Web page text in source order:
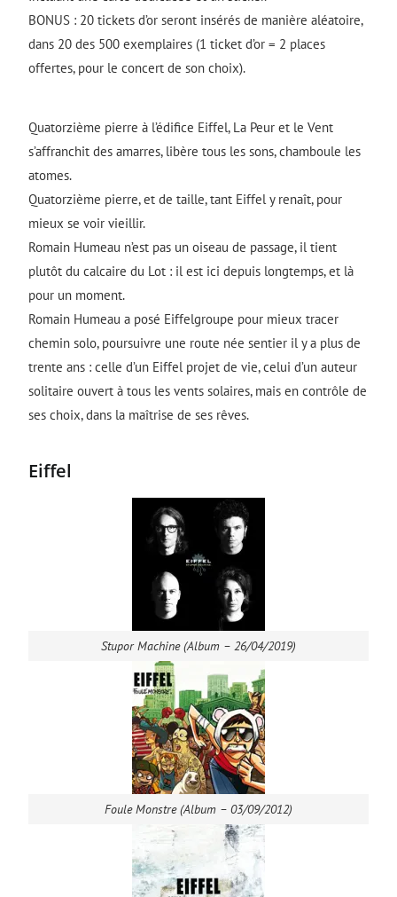
BONUS : 20 tickets d’or seront insérés de manière aléatoire,
dans 20 des 500 exemplaires (1 ticket d’or = 2 places
offertes, pour le concert de son choix).
Quatorzième pierre à l’édifice Eiffel, La Peur et le Vent
s’affranchit des amarres, libère tous les sons, chamboule les
atomes.
Quatorzième pierre, et de taille, tant Eiffel y renaît, pour
mieux se voir vieillir.
Romain Humeau n’est pas un oiseau de passage, il tient
plutôt du calcaire du Lot : il est ici depuis longtemps, et là
pour un moment.
Romain Humeau a posé Eiffelgroupe pour mieux tracer
chemin solo, poursuivre une route née sentier il y a plus de
trente ans : celle d’un Eiffel projet de vie, celui d’un auteur
solitaire ouvert à tous les vents solaires, mais en contrôle de
ses choix, dans la maîtrise de ses rêves.
Eiffel
Stupor Machine (Album – 26/04/2019)
Foule Monstre (Album – 03/09/2012)